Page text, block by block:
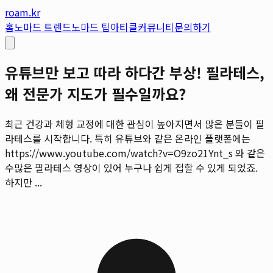
roam.kr
홈노마드 트렌드노마드 팁아티클커뮤니티문의하기
유튜브만 보고 따라 하다간 부상! 필라테스,
왜 전문가 지도가 필수일까요?
최근 건강과 체형 교정에 대한 관심이 높아지면서 많은 분들이 필
라테스를 시작합니다. 특히 유튜브와 같은 온라인 플랫폼에는
https://www.youtube.com/watch?v=O9zo21Ynt_s 와 같은
수많은 필라테스 영상이 있어 누구나 쉽게 접할 수 있게 되었죠.
하지만 ...